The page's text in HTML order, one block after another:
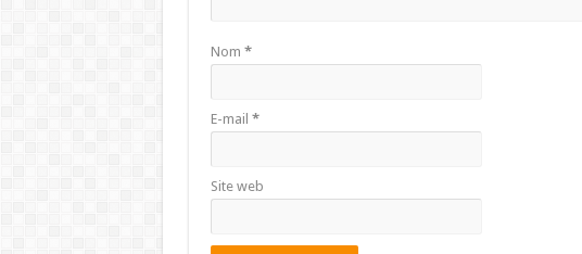
Nom *
E-mail *
Site web